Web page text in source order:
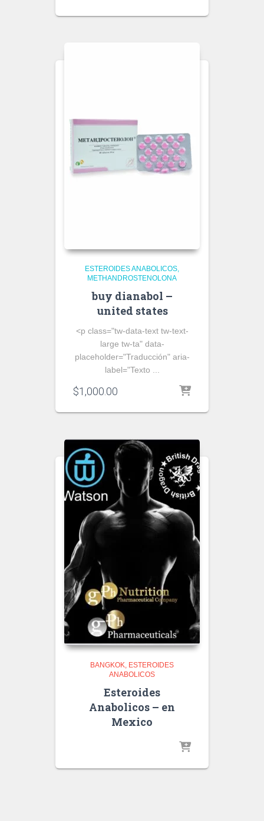
ESTEROIDES ANABOLICOS
METHANDROSTENOLONA
buy dianabol –
united states
<p class="tw-data-text tw-text-
large tw-ta" data-
placeholder="Traducción" aria-
label="Texto ...
$1,000.00
BANGKOK ESTEROIDES
ANABOLICOS
Esteroides
Anabolicos – en
Mexico